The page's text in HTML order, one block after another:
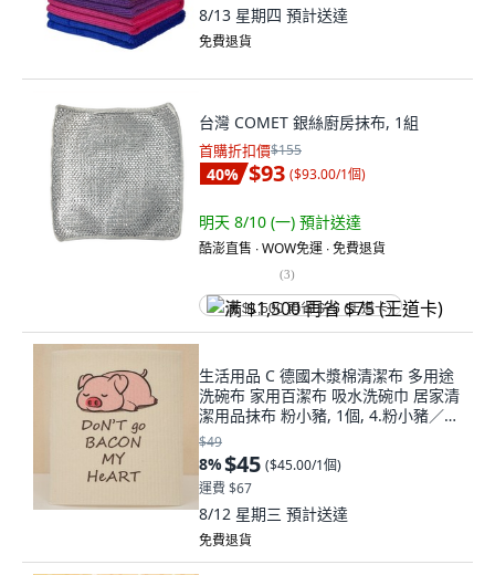
8/13 星期四 預計送達
免費退貨
台灣 COMET 銀絲廚房抹布, 1組
首購折扣價$155
40% $93 ($93.00/1個)
明天 8/10 (一) 預計送達
酷澎直售 ∙ WOW免運 ∙ 免費退貨
(3)
满 $1,500 再省 $75 (王道卡)
生活用品 C 德國木漿棉清潔布 多用途
洗碗布 家用百潔布 吸水洗碗巾 居家清
潔用品抹布 粉小豬, 1個, 4.粉小豬／單
張
$49
8%$45 ($45.00/1個)
運費 $67
8/12 星期三 預計送達
免費退貨